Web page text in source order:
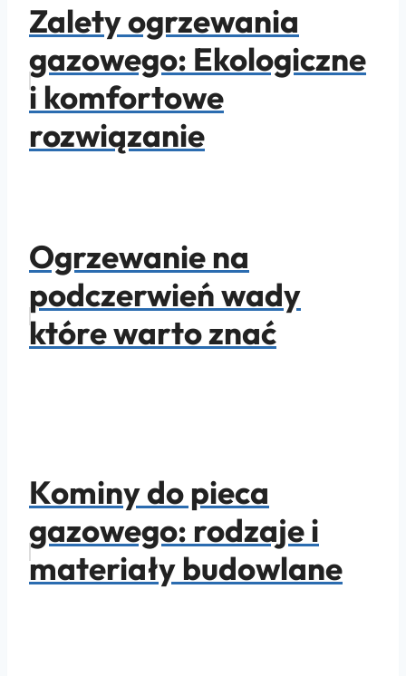
Zalety ogrzewania
gazowego: Ekologiczne
i komfortowe
rozwiązanie
Ogrzewanie na
podczerwień wady
które warto znać
Kominy do pieca
gazowego: rodzaje i
materiały budowlane